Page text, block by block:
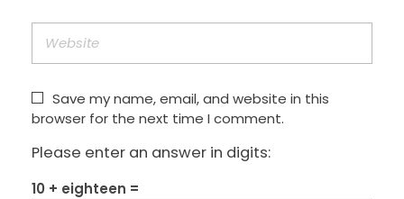
Save my name, email, and website in this
browser for the next time I comment.
Please enter an answer in digits:
10 + eighteen =